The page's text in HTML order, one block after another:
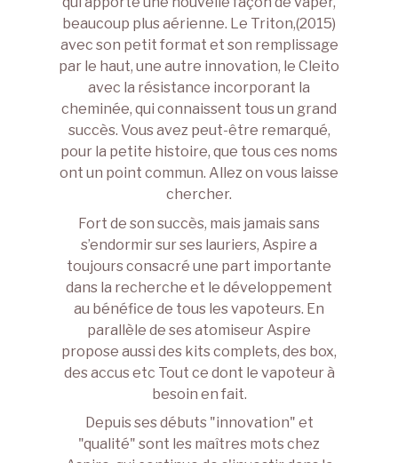
beaucoup plus aérienne. Le Triton,(2015)
avec son petit format et son remplissage
par le haut, une autre innovation, le Cleito
avec la résistance incorporant la
cheminée, qui connaissent tous un grand
succès. Vous avez peut-être remarqué,
pour la petite histoire, que tous ces noms
ont un point commun. Allez on vous laisse
chercher.
Fort de son succès, mais jamais sans
s’endormir sur ses lauriers, Aspire a
toujours consacré une part importante
dans la recherche et le développement
au bénéfice de tous les vapoteurs. En
parallèle de ses atomiseur Aspire
propose aussi des kits complets, des box,
des accus etc Tout ce dont le vapoteur à
besoin en fait.
Depuis ses débuts "innovation" et
"qualité" sont les maîtres mots chez